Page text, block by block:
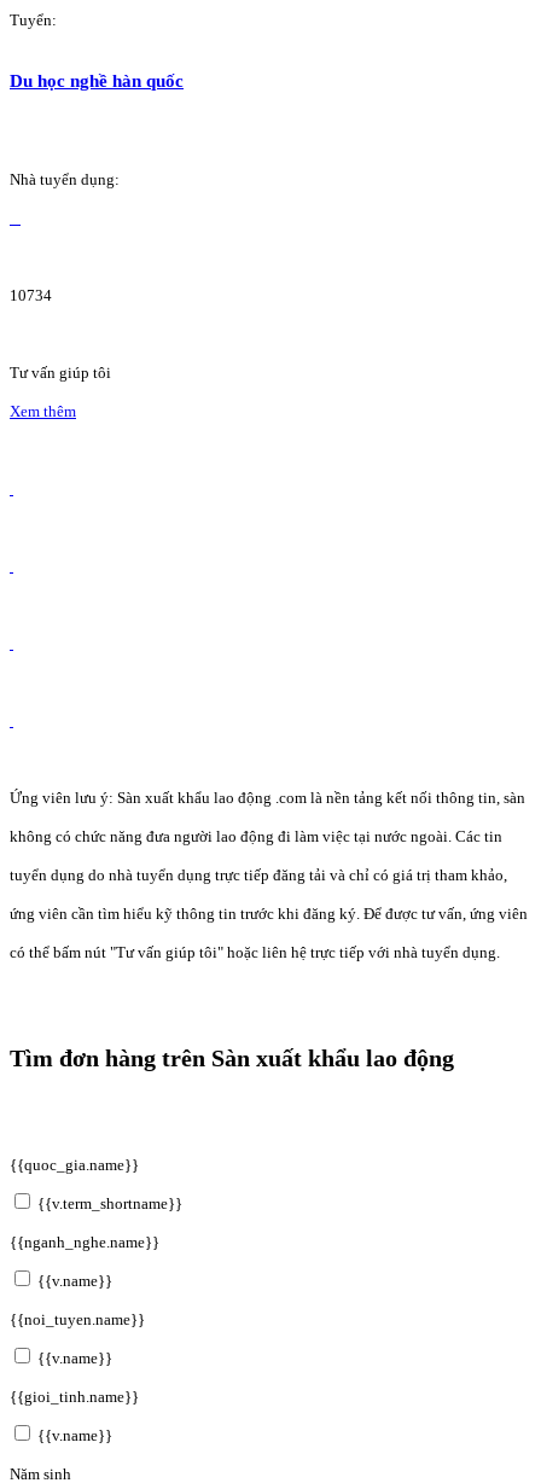
Tuyển:
Du học nghề hàn quốc
Nhà tuyển dụng:
10734
Tư vấn giúp tôi
Xem thêm
Ứng viên lưu ý: Sàn xuất khẩu lao động .com là nền tảng kết nối thông tin, sàn
không có chức năng đưa người lao động đi làm việc tại nước ngoài. Các tin
tuyển dụng do nhà tuyển dụng trực tiếp đăng tải và chỉ có giá trị tham khảo,
ứng viên cần tìm hiểu kỹ thông tin trước khi đăng ký. Để được tư vấn, ứng viên
có thể bấm nút "Tư vấn giúp tôi" hoặc liên hệ trực tiếp với nhà tuyển dụng.
Tìm đơn hàng trên Sàn xuất khẩu lao động
{{quoc_gia.name}}
{{v.term_shortname}}
{{nganh_nghe.name}}
{{v.name}}
{{noi_tuyen.name}}
{{v.name}}
{{gioi_tinh.name}}
{{v.name}}
Năm sinh